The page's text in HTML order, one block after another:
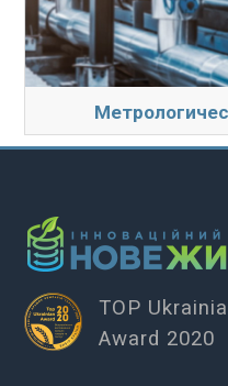
TOP
Award 2020